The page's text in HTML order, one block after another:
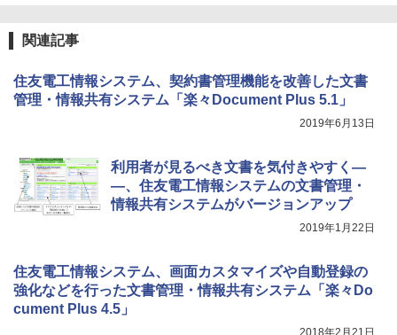
関連記事
住友電工情報システム、契約書管理機能を改善した文書
管理・情報共有システム「楽々Document Plus 5.1」
2019年6月13日
利用者が見るべき文書を気付きやすく―
―、住友電工情報システムの文書管理・
情報共有システムがバージョンアップ
2019年1月22日
住友電工情報システム、画面カスタマイズや自動登録の
強化などを行った文書管理・情報共有システム「楽々Do
cument Plus 4.5」
2018年2月21日